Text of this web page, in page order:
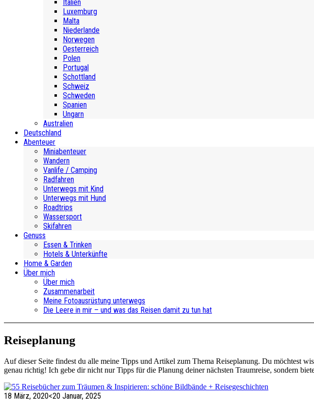
Italien
Luxemburg
Malta
Niederlande
Norwegen
Oesterreich
Polen
Portugal
Schottland
Schweiz
Schweden
Spanien
Ungarn
Australien
Deutschland
Abenteuer
Miniabenteuer
Wandern
Vanlife / Camping
Radfahren
Unterwegs mit Kind
Unterwegs mit Hund
Roadtrips
Wassersport
Skifahren
Genuss
Essen & Trinken
Hotels & Unterkünfte
Home & Garden
Über mich
Über mich
Zusammenarbeit
Meine Fotoausrüstung unterwegs
Die Leere in mir – und was das Reisen damit zu tun hat
Reiseplanung
Auf dieser Seite findest du alle meine Tipps und Artikel zum Thema Reiseplanung. Du möchtest
genau richtig! Ich gebe dir nicht nur Tipps für die Planung deiner nächsten Traumreise, sondern
18 März, 2020<20 Januar, 2025